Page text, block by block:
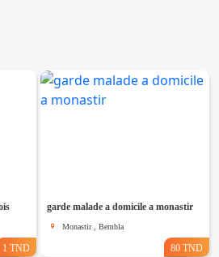
1 TND
garde malade a domicile a monastir
Monastir , Bembla
80 TND